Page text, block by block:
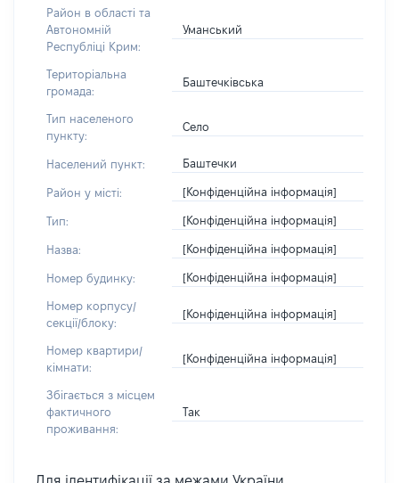
Район в області та
Автономній
Республіці Крим:
Уманський
Територіальна
громада:
Баштечківська
Тип населеного
пункту:
Село
Населений пункт: Баштечки
Район у місті: [Конфіденційна інформація]
Тип: [Конфіденційна інформація]
Назва: [Конфіденційна інформація]
Номер будинку: [Конфіденційна інформація]
Номер корпусу/
секції/блоку:
[Конфіденційна інформація]
Номер квартири/
кімнати:
[Конфіденційна інформація]
Збігається з місцем
фактичного
проживання:
Так